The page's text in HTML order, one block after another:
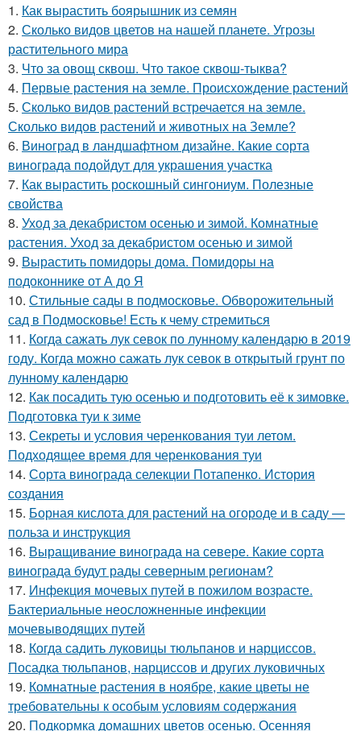
1. Как вырастить боярышник из семян
2. Сколько видов цветов на нашей планете. Угрозы
растительного мира
3. Что за овощ сквош. Что такое сквош-тыква?
4. Первые растения на земле. Происхождение растений
5. Сколько видов растений встречается на земле.
Сколько видов растений и животных на Земле?
6. Виноград в ландшафтном дизайне. Какие сорта
винограда подойдут для украшения участка
7. Как вырастить роскошный сингониум. Полезные
свойства
8. Уход за декабристом осенью и зимой. Комнатные
растения. Уход за декабристом осенью и зимой
9. Вырастить помидоры дома. Помидоры на
подоконнике от А до Я
10. Стильные сады в подмосковье. Обворожительный
сад в Подмосковье! Есть к чему стремиться
11. Когда сажать лук севок по лунному календарю в 2019
году. Когда можно сажать лук севок в открытый грунт по
лунному календарю
12. Как посадить тую осенью и подготовить её к зимовке.
Подготовка туи к зиме
13. Секреты и условия черенкования туи летом.
Подходящее время для черенкования туи
14. Сорта винограда селекции Потапенко. История
создания
15. Борная кислота для растений на огороде и в саду —
польза и инструкция
16. Выращивание винограда на севере. Какие сорта
винограда будут рады северным регионам?
17. Инфекция мочевых путей в пожилом возрасте.
Бактериальные неосложненные инфекции
мочевыводящих путей
18. Когда садить луковицы тюльпанов и нарциссов.
Посадка тюльпанов, нарциссов и других луковичных
19. Комнатные растения в ноябре, какие цветы не
требовательны к особым условиям содержания
20. Подкормка домашних цветов осенью. Осенняя